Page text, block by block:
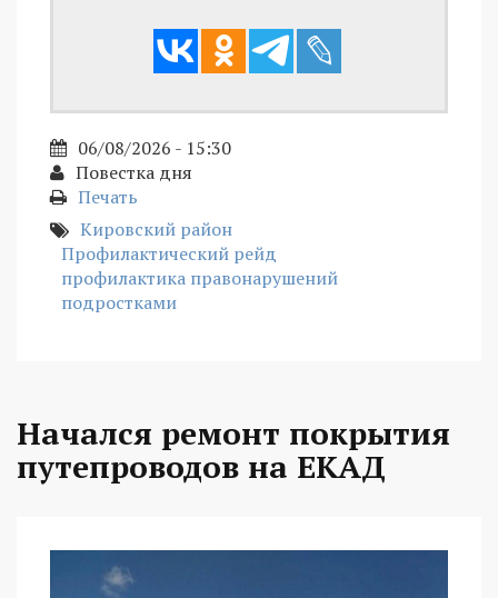
06/08/2026 - 15:30
Повестка дня
Печать
Кировский район
Профилактический рейд
профилактика правонарушений
подростками
Начался ремонт покрытия
путепроводов на ЕКАД